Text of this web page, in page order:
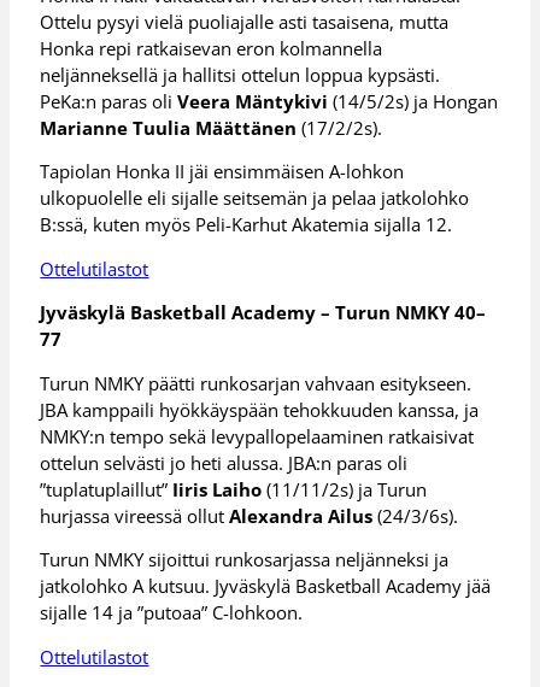
Ottelu pysyi vielä puoliajalle asti tasaisena, mutta
Honka repi ratkaisevan eron kolmannella
neljänneksellä ja hallitsi ottelun loppua kypsästi.
PeKa:n paras oliVeera Mäntykivi (14/5/2s) ja Hongan
Marianne Tuulia Määttänen (17/2/2s).
Tapiolan Honka II jäi ensimmäisen A-lohkon
ulkopuolelle eli sijalle seitsemän ja pelaa jatkolohko
B:ssä, kuten myös Peli-Karhut Akatemia sijalla 12.
Ottelutilastot
Jyväskylä Basketball Academy – Turun NMKY 40–
77
Turun NMKY päätti runkosarjan vahvaan esitykseen.
JBA kamppaili hyökkäyspään tehokkuuden kanssa, ja
NMKY:n tempo sekä levypallopelaaminen ratkaisivat
ottelun selvästi jo heti alussa. JBA:n paras oli
”tuplatuplaillut” Iiris Laiho (11/11/2s) ja Turun
hurjassa vireessä ollutAlexandra Ailus (24/3/6s).
Turun NMKY sijoittui runkosarjassa neljänneksi ja
jatkolohko A kutsuu. Jyväskylä Basketball Academy jää
sijalle 14 ja ”putoaa” C-lohkoon.
Ottelutilastot